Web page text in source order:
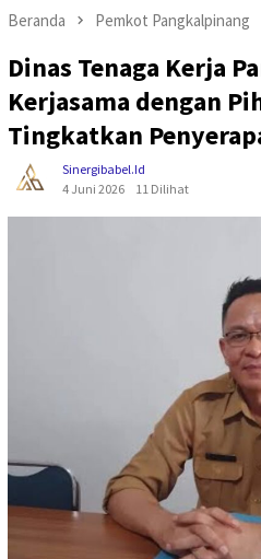
Beranda Pemkot Pangkalpinang
Dinas Tenaga Kerja
Kerjasama dengan
Tingkatkan
Sinergibabel.id
4 Juni 2026
11 Dilihat